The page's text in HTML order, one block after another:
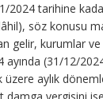
2024 tarihine
söz konusu
gelir, kurumlar
ayında (31/12/
aylık